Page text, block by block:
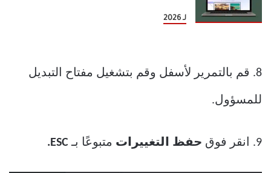
لـ 2026
8. قم بالتمرير لأسفل وقم بتشغيل مفتاح التبديل
للمسؤول.
9. انقر فوق حفظ التغييرات متبوعًا بـ ESC.